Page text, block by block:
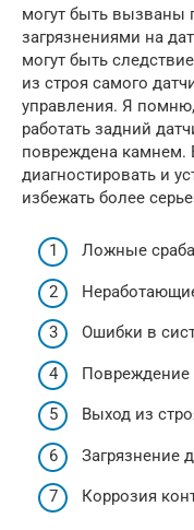
могут быть вызваны
загрязнениями на
могут быть
из строя самого
управления. Я
работать задний
повреждена камнем.
диагностировать и
избежать более
Ложные
Ошибки в
Повреждение
Выход из
Загрязнение
Коррозия